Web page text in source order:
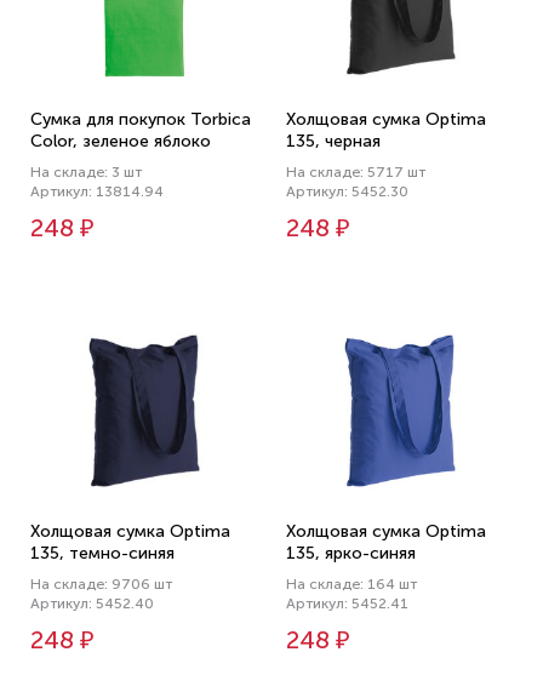
Сумка для покупок Torbica
Color, зеленое яблоко
На складе: 3 шт
Артикул: 13814.94
248 ₽
Холщовая сумка Optima
135, черная
На складе: 5717 шт
Артикул: 5452.30
248 ₽
Холщовая сумка Optima
135, темно-синяя
На складе: 9706 шт
Артикул: 5452.40
248 ₽
Холщовая сумка Optima
135, ярко-синяя
На складе: 164 шт
Артикул: 5452.41
248 ₽